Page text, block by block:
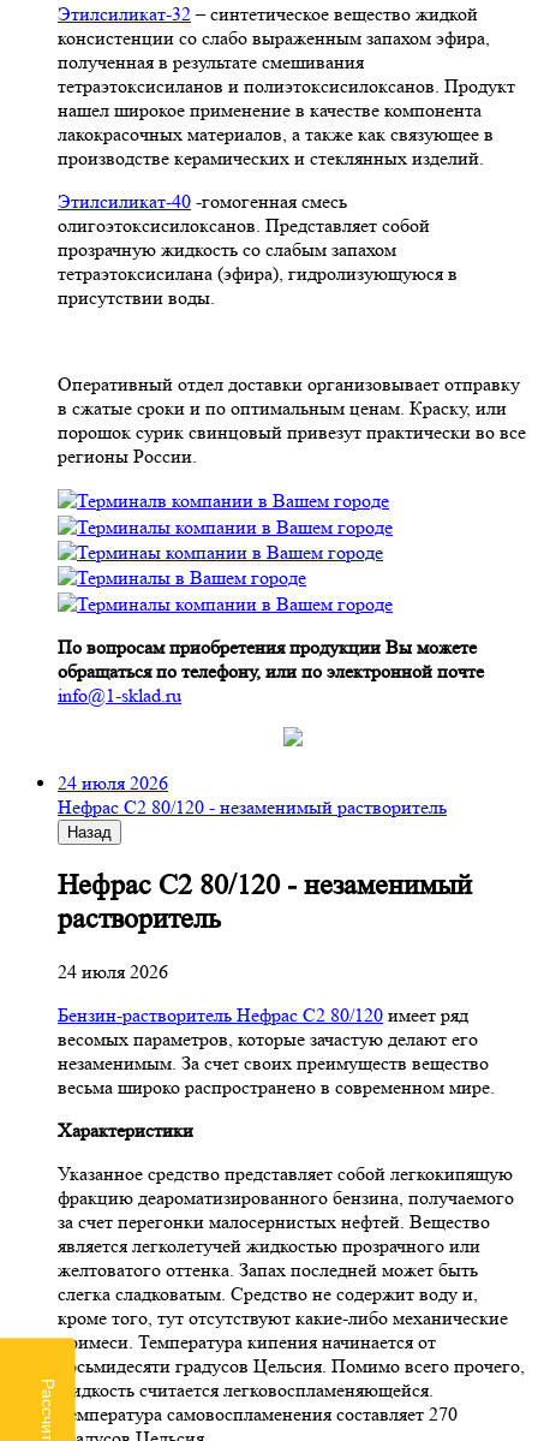
Этилсиликат-32– синтетическое вещество жидкой
консистенции со слабо выраженным запахом эфира,
полученная в результате смешивания
тетpаэтоксисиланов и полиэтоксисилоксанов. Продукт
нашел широкое применение в качестве компонента
лакокрасочных материалов, а также как связующее в
производстве керамических и стеклянных изделий.
Этилсиликат-40 -гомогенная смесь
олигоэтоксисилоксанов. Представляет собой
прозрачную жидкость со слабым запахом
тетраэтоксисилана (эфира), гидролизующуюся в
присутствии воды.
Оперативный отдел доставки организовывает отправку
в сжатые сроки и по оптимальным ценам. Краску, или
порошок сурик свинцовый привезут практически во все
регионы России.
По вопросам приобретения продукции Вы можете
обращаться по телефону, или по электронной почте
info@1-sklad.ru
24 июля 2026
Нефрас С2 80/120 - незаменимый растворитель
Назад
Нефрас С2 80/120 - незаменимый
растворитель
24 июля 2026
Бензин-растворитель Нефрас С2 80/120 имеет ряд
весомых параметров, которые зачастую делают его
незаменимым. За счет своих преимуществ вещество
весьма широко распространено в современном мире.
Характеристики
Указанное средство представляет собой легкокипящую
фракцию деароматизированного бензина, получаемого
за счет перегонки малосернистых нефтей. Вещество
является легколетучей жидкостью прозрачного или
желтоватого оттенка. Запах последней может быть
слегка сладковатым. Средство не содержит воду и,
кроме того, тут отсутствуют какие-либо механические
примеси. Температура кипения начинается от
восьмидесяти градусов Цельсия. Помимо всего прочего,
жидкость считается легковоспламеняющейся.
Температура самовоспламенения составляет 270